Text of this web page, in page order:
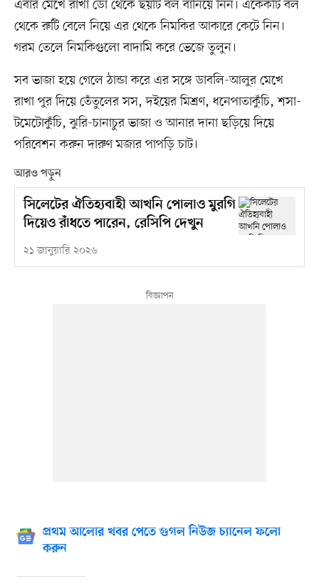
এবার মেখে রাখা ডো থেকে ছয়টি বল বানিয়ে নিন। একেকটি বল
থেকে রুটি বেলে নিয়ে এর থেকে নিমকির আকারে কেটে নিন।
গরম তেলে নিমকিগুলো বাদামি করে ভেজে তুলুন।
সব ভাজা হয়ে গেলে ঠান্ডা করে এর সঙ্গে ডাবলি-আলুর মেখে
রাখা পুর দিয়ে তেঁতুলের সস, দইয়ের মিশ্রণ, ধনেপাতাকুঁচি, শসা-
টমেটোকুঁচি, ঝুরি-চানাচুর ভাজা ও আনার দানা ছড়িয়ে দিয়ে
পরিবেশন করুন দারুণ মজার পাপড়ি চাট।
আরও পড়ুন
সিলেটের ঐতিহ্যবাহী আখনি পোলাও মুরগি
দিয়েও রাঁধতে পারেন, রেসিপি দেখুন
২১ জানুয়ারি ২০২৬
প্রথম আলোর খবর পেতে গুগল নিউজ চ্যানেল ফলো
করুন